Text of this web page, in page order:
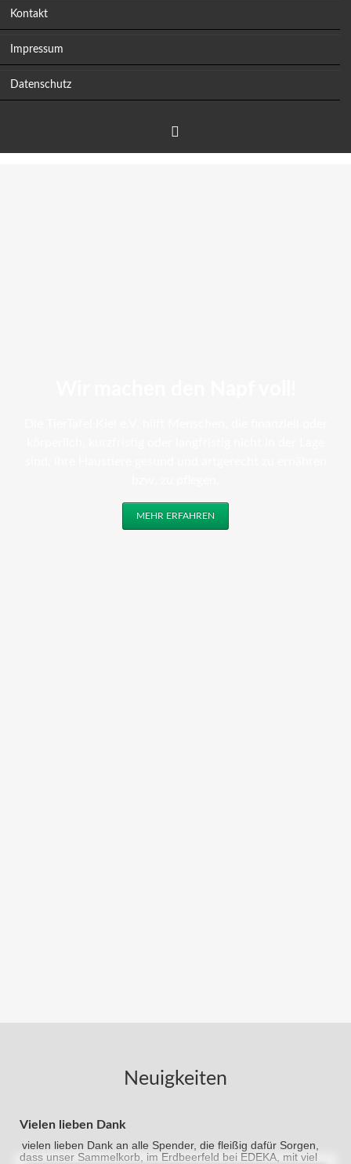
Kontakt
Impressum
Datenschutz
MEHR ERFAHREN
Neuigkeiten
Vielen lieben Dank
vielen lieben Dank an alle Spender, die fleißig dafür Sorgen,
dass unser Sammelkorb, im Erdbeerfeld bei EDEKA, mit viel